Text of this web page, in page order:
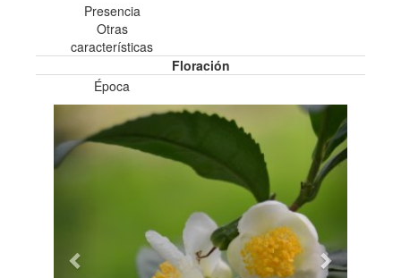
Presencia
Otras
características
Floración
Época